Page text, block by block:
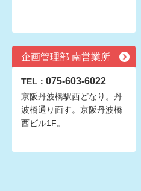
企画管理部 南営業所
TEL： 075-603-6022
京阪丹波橋駅西どなり。丹
波橋通り面す。京阪丹波橋
西ビル1F。